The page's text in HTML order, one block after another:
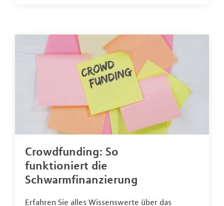
Crowdfunding: So
funktioniert die
Schwarmfinanzierung
Erfahren Sie alles Wissenswerte über das